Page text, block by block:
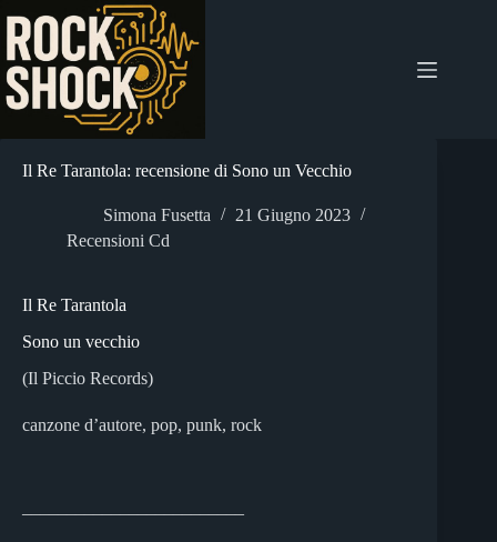
contenuto
Il Re Tarantola: recensione di Sono un Vecchio
Simona Fusetta
21 Giugno 2023
Recensioni Cd
Il Re Tarantola
Sono un vecchio
(Il Piccio Records)
canzone d’autore, pop, punk, rock